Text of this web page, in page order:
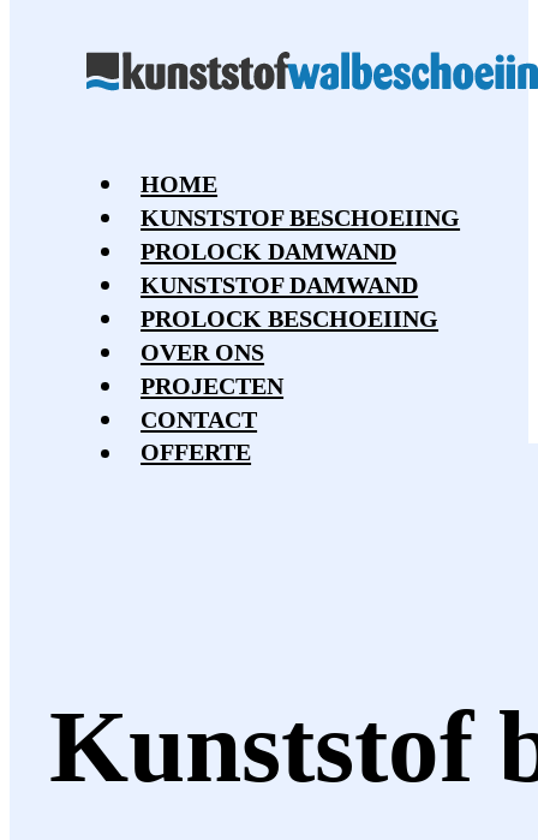
HOME
KUNSTSTOF BESCHOEIING
PROLOCK DAMWAND
KUNSTSTOF DAMWAND
PROLOCK BESCHOEIING
OVER ONS
PROJECTEN
CONTACT
OFFERTE
Kunststof